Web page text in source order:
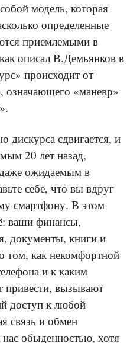
модель, которая
определенные
приемлемыми в
описал В.Демьянков в
происходит от
означающего «маневр»
дискурса сдвигается, и
20 лет назад,
ожидаемым в
себе, что вы вдруг
смартфону. В этом
ваши финансы,
документы, книги и
том, как некомфортной
и к каким
привести, вызывают
доступ к любой
связь и обмен
обыденностью, хотя